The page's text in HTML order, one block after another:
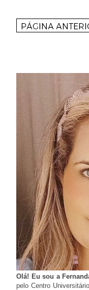
Olá! Eu sou a
pelo Centro